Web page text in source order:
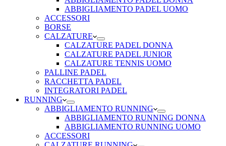
ABBIGLIAMENTO PADEL UOMO
ACCESSORI
BORSE
CALZATURE
CALZATURE PADEL DONNA
CALZATURE PADEL JUNIOR
CALZATURE TENNIS UOMO
PALLINE PADEL
RACCHETTA PADEL
INTEGRATORI PADEL
RUNNING
ABBIGLIAMENTO RUNNING
ABBIGLIAMENTO RUNNING DONNA
ABBIGLIAMENTO RUNNING UOMO
ACCESSORI